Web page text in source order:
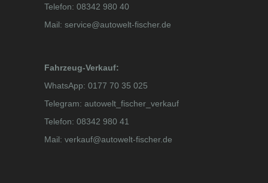
Telefon: 08342 980 40
Mail: service@autowelt-fischer.de
Fahrzeug-Verkauf:
WhatsApp: 0177 70 35 025
Telegram: autowelt_fischer_verkauf
Telefon: 08342 980 41
Mail: verkauf@autowelt-fischer.de